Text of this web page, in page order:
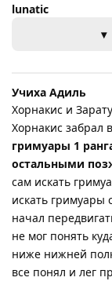
lunatic
Учиха Адиль
Хорнакис и
Хорнакис забрал
гримуары 1
остальными
сам искать
искать
начал
не мог понять
ниже нижней
все понял и лег